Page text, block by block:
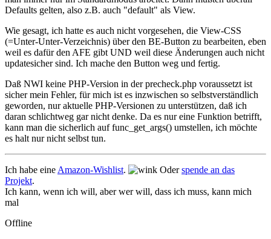
Defaults gelten, also z.B. auch "default" als View.
Wie gesagt, ich hatte es auch nicht vorgesehen, die View-CSS
(=Unter-Unter-Verzeichnis) über den BE-Button zu bearbeiten, eben
weil es dafür den AFE gibt UND weil diese Änderungen auch nicht
updatesicher sind. Ich mache den Button weg und fertig.
Daß NWI keine PHP-Version in der precheck.php voraussetzt ist
sicher mein Fehler, für mich ist es inzwischen so selbstverständlich
geworden, nur aktuelle PHP-Versionen zu unterstützen, daß ich
daran schlichtweg gar nicht denke. Da es nur eine Funktion betrifft,
kann man die sicherlich auf func_get_args() umstellen, ich möchte
es halt nur nicht selbst tun.
Ich habe eine Amazon-Wishlist. Oderspende an das
Projekt.
Ich kann, wenn ich will, aber wer will, dass ich muss, kann mich
mal
Offline